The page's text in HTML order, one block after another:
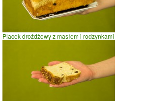
Placek drożdżowy z masłem i rodzynkami